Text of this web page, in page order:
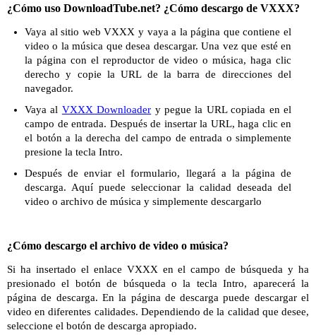
¿Cómo uso DownloadTube.net? ¿Cómo descargo de VXXX?
Vaya al sitio web VXXX y vaya a la página que contiene el
video o la música que desea descargar. Una vez que esté en
la página con el reproductor de video o música, haga clic
derecho y copie la URL de la barra de direcciones del
navegador.
Vaya al VXXX Downloader y pegue la URL copiada en el
campo de entrada. Después de insertar la URL, haga clic en
el botón a la derecha del campo de entrada o simplemente
presione la tecla Intro.
Después de enviar el formulario, llegará a la página de
descarga. Aquí puede seleccionar la calidad deseada del
video o archivo de música y simplemente descargarlo
¿Cómo descargo el archivo de video o música?
Si ha insertado el enlace VXXX en el campo de búsqueda y ha
presionado el botón de búsqueda o la tecla Intro, aparecerá la
página de descarga. En la página de descarga puede descargar el
video en diferentes calidades. Dependiendo de la calidad que desee,
seleccione el botón de descarga apropiado.